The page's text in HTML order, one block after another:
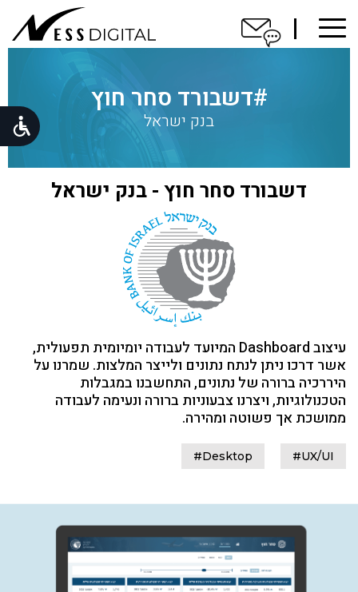
הבאים
לפורטפוליו
#דשבורד סחר חוץ
בנק ישראל
דשבורד סחר חוץ - בנק ישראל
עיצוב Dashboard המיועד לעבודה יומיומית תפעולית,
אשר דרכו ניתן לנתח נתונים ולייצר המלצות. שמרנו על
היררכיה ברורה של נתונים, התחשבנו במגבלות
הטכנולוגיות, ויצרנו צבעוניות ברורה ונעימה לעבודה
ממושכת אך פשוטה ומהירה.
#UX/UI
#Desktop